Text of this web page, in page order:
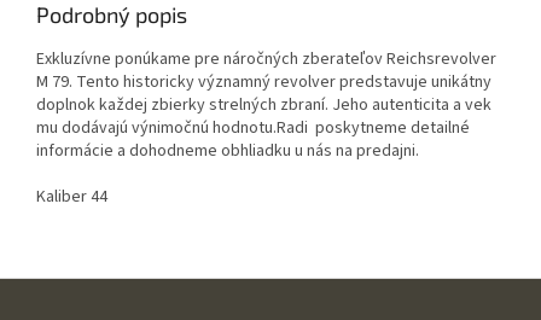
Podrobný popis
Exkluzívne ponúkame pre náročných zberateľov Reichsrevolver
M 79. Tento historicky významný revolver predstavuje unikátny
doplnok každej zbierky strelných zbraní. Jeho autenticita a vek
mu dodávajú výnimočnú hodnotu.Radi poskytneme detailné
informácie a dohodneme obhliadku u nás na predajni.
Kaliber 44